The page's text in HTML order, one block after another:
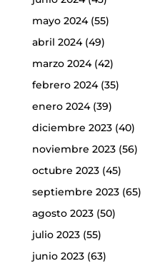
mayo 2024(55)
abril 2024(49)
marzo 2024(42)
febrero 2024(35)
enero 2024(39)
diciembre 2023(40)
noviembre 2023(56)
octubre 2023(45)
septiembre 2023(65)
agosto 2023(50)
julio 2023(55)
junio 2023(63)